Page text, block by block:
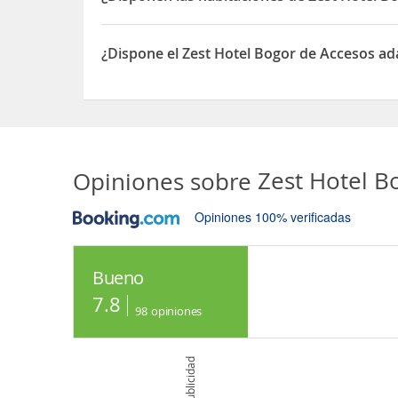
Sí, las habitaciones del Zest Hotel Bogor
¿Dispone el Zest Hotel Bogor de Accesos
Opiniones sobre Zest Hotel
Opiniones 100% verificadas
Bueno
7.8 98 opiniones
Publicidad